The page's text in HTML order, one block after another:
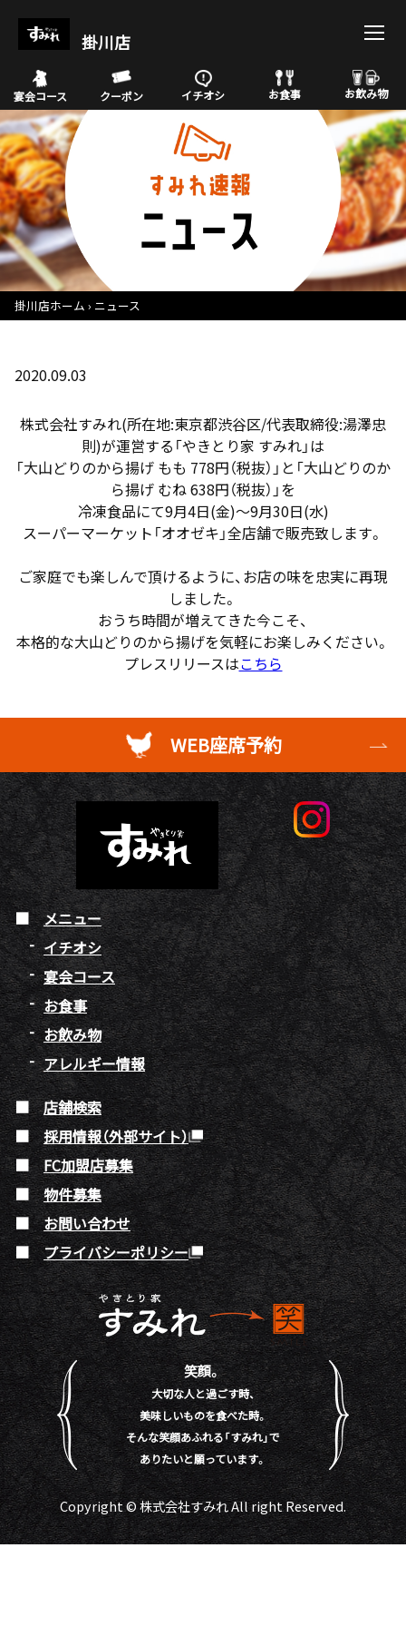
掛川店
宴会コース クーポン イチオシ お食事 お飲み物
掛川店ホーム ニュース
2020.09.03
株式会社すみれ(所在地:東京都渋谷区/代表取締役:湯澤忠
則)が運営する「やきとり家 すみれ」は
「大山どりのから揚げ もも 778円（税抜）」と「大山どりのか
ら揚げ むね 638円（税抜）」を
冷凍食品にて9月4日(金)～9月30日(水)
スーパーマーケット「オオゼキ」全店舗で販売致します。
ご家庭でも楽しんで頂けるように、お店の味を忠実に再現
しました。
おうち時間が増えてきた今こそ、
本格的な大山どりのから揚げを気軽にお楽しみください。
プレスリリースはこちら
WEB座席予約
メニュー
イチオシ
宴会コース
お食事
お飲み物
アレルギー情報
店舗検索
採用情報（外部サイト）
FC加盟店募集
物件募集
お問い合わせ
プライバシーポリシー
笑顔。
大切な人と過ごす時、
美味しいものを食べた時。
そんな笑顔あふれる「すみれ」で
ありたいと願っています。
Copyright © 株式会社すみれ All right Reserved.